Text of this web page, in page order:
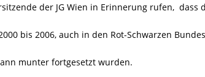
der JG Wien in Erinnerung rufen, dass
bis 2006, auch in den Rot-Schwarzen
munter fortgesetzt wurden.